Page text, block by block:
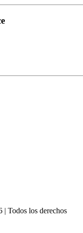
|Todos los derechos